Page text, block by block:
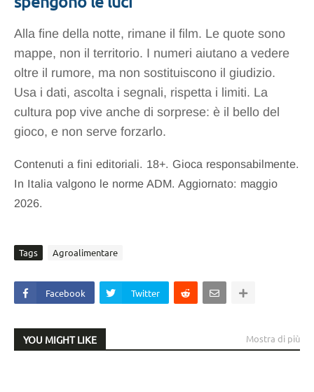
Alla fine della notte, rimane il film. Le quote sono
mappe, non il territorio. I numeri aiutano a vedere
oltre il rumore, ma non sostituiscono il giudizio.
Usa i dati, ascolta i segnali, rispetta i limiti. La
cultura pop vive anche di sorprese: è il bello del
gioco, e non serve forzarlo.
Contenuti a fini editoriali. 18+. Gioca responsabilmente.
In Italia valgono le norme ADM. Aggiornato: maggio
2026.
Tags Agroalimentare
Facebook Twitter
YOU MIGHT LIKE Mostra di più